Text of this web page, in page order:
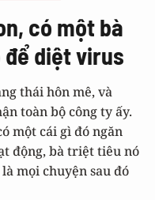
có một bà
để diệt virus
thái hôn mê, và
toàn bộ công ty ấy.
một cái gì đó ngăn
động, bà triệt tiêu nó
mọi chuyện sau đó